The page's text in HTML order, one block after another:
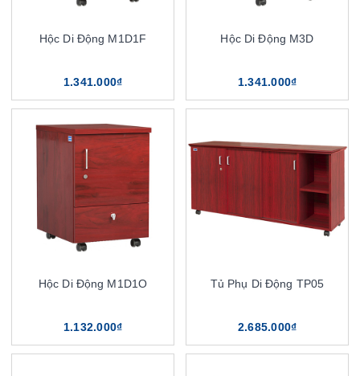
Hộc Di Động M1D1F
1.341.000₫
Hộc Di Động M3D
1.341.000₫
Hộc Di Động M1D1O
1.132.000₫
Tủ Phụ Di Động TP05
2.685.000₫